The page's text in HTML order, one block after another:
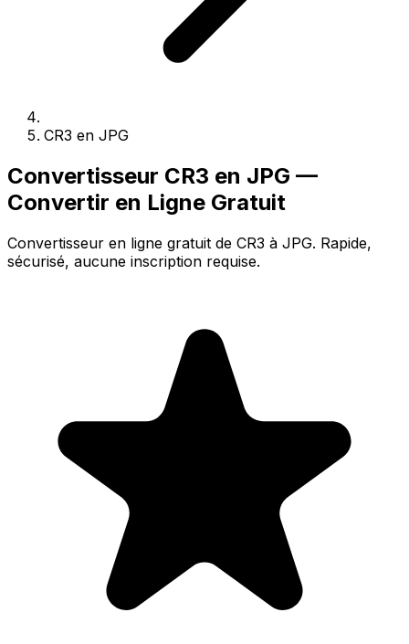
CR3 en JPG
Convertisseur CR3 en JPG —
Convertir en Ligne Gratuit
Convertisseur en ligne gratuit de CR3 à JPG. Rapide,
sécurisé, aucune inscription requise.